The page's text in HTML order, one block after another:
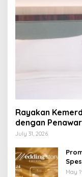
Rayakan
dengan
Holiday Inn
July 31, 2026
May